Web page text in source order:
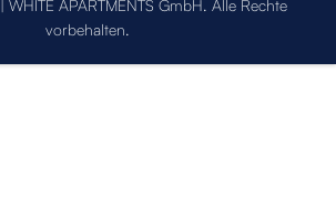
APARTMENTS GmbH. Alle Rechte
vorbehalten.